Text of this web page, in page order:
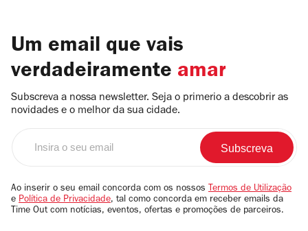
Um email que vais
verdadeiramente amar
Subscreva a nossa newsletter. Seja o primerio a descobrir as
novidades e o melhor da sua cidade.
email
Ao inserir o seu email concorda com os nossos Termos de Utilização
e Política de Privacidade, tal como concorda em receber emails da
Time Out com notícias, eventos, ofertas e promoções de parceiros.